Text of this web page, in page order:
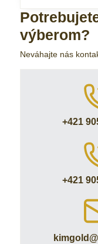
fulltextom
výberom?
Neváhajte nás
+421
+421